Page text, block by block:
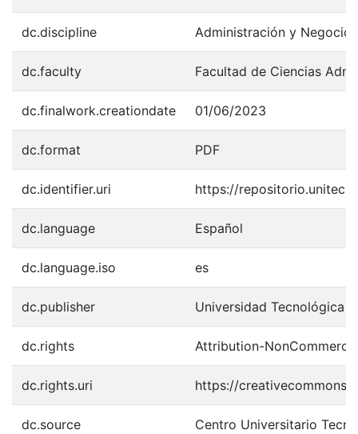
dc.discipline Administración y
dc.faculty Facultad de Ciencias
dc.finalwork.creationdate 01/06/2023
dc.format PDF
dc.identifier.uri https://
dc.language Español
dc.language.iso es
dc.publisher Universidad Tecnológica
dc.rights Attribution-
dc.rights.uri https://
dc.source Centro Universitario